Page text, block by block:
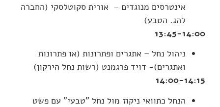
אינטרסים מנוגדים – אורית סקוטלסקי (החברה
להג. הטבע)
13:45-14:00
ניהול נחל – אתגרים ופתרונות (או פתרונות
ואתגרים)- דויד פרגמנט (רשות נחל הירקון)
14:00-14:15
הנחל כתוואי ניקוז מול נחל "טבעי" עם פשט